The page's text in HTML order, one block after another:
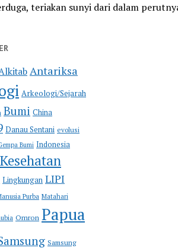
teriakan sunyi dari dalam
Antariksa
Arkeologi/Sejarah
Bumi China
Danau Sentani evolusi
Bumi Indonesia
Kesehatan
Lingkungan LIPI
Purba Matahari
Omron Papua
Samsung